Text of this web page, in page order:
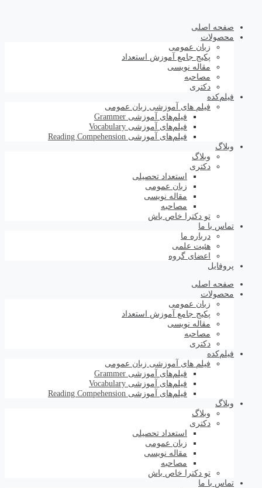
صفحه اصلی
محصولات
زبان عمومی
پکیج جامع آموزش استعداد
مقاله نویسی
مصاحبه
دکتری
فیلم‌کده
فیلم های آموزشی زبان عمومی
فیلم‌های آموزشی Grammer
فیلم‌های آموزشی Vocabulary
فیلم‌های آموزشی Reading Compehension
وبلاگ
وبلاگ
دکتری
استعداد تحصیلی
زبان عمومی
مقاله نویسی
مصاحبه
تو دکترا خاص باش
تماس با ما
درباره ما
هئیت علمی
اعضای گروه
پروفایل
صفحه اصلی
محصولات
زبان عمومی
پکیج جامع آموزش استعداد
مقاله نویسی
مصاحبه
دکتری
فیلم‌کده
فیلم های آموزشی زبان عمومی
فیلم‌های آموزشی Grammer
فیلم‌های آموزشی Vocabulary
فیلم‌های آموزشی Reading Compehension
وبلاگ
وبلاگ
دکتری
استعداد تحصیلی
زبان عمومی
مقاله نویسی
مصاحبه
تو دکترا خاص باش
تماس با ما